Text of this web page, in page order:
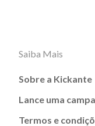
Saiba Mais
Sobre a Kickante
Lance uma
Termos e